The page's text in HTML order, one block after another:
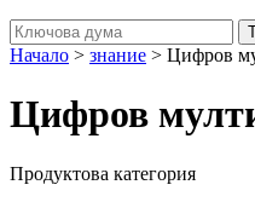
Начало > знание > Цифров
Цифров
Продуктова категория